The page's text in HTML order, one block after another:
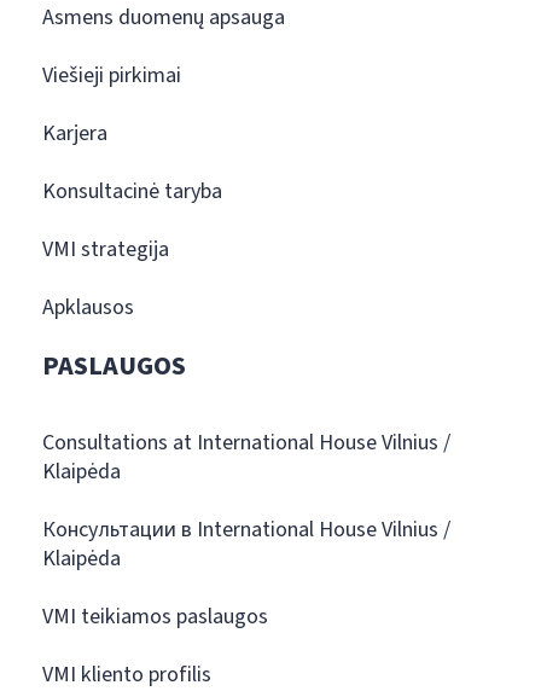
Asmens duomenų apsauga
Viešieji pirkimai
Karjera
Konsultacinė taryba
VMI strategija
Apklausos
PASLAUGOS
Consultations at International House Vilnius /
Klaipėda
Консультации в International House Vilnius /
Klaipėda
VMI teikiamos paslaugos
VMI kliento profilis